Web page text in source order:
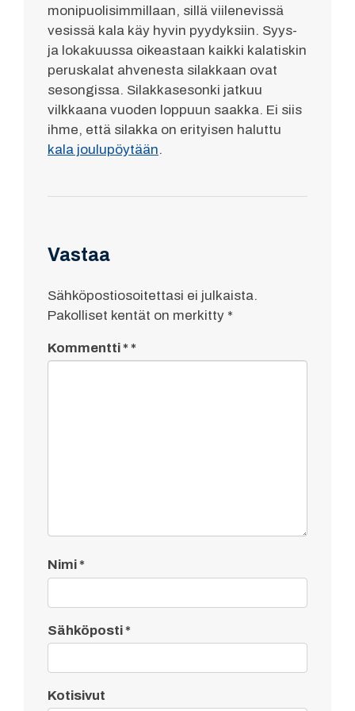
monipuolisimmillaan, sillä viilenevissä
vesissä kala käy hyvin pyydyksiin. Syys-
ja lokakuussa oikeastaan kaikki kalatiskin
peruskalat ahvenesta silakkaan ovat
sesongissa. Silakkasesonki jatkuu
vilkkaana vuoden loppuun saakka. Ei siis
ihme, että silakka on erityisen haluttu
kala joulupöytään.
Vastaa
Sähköpostiosoitettasi ei julkaista.
Pakolliset kentät on merkitty *
Kommentti*
Nimi*
Sähköposti*
Kotisivut